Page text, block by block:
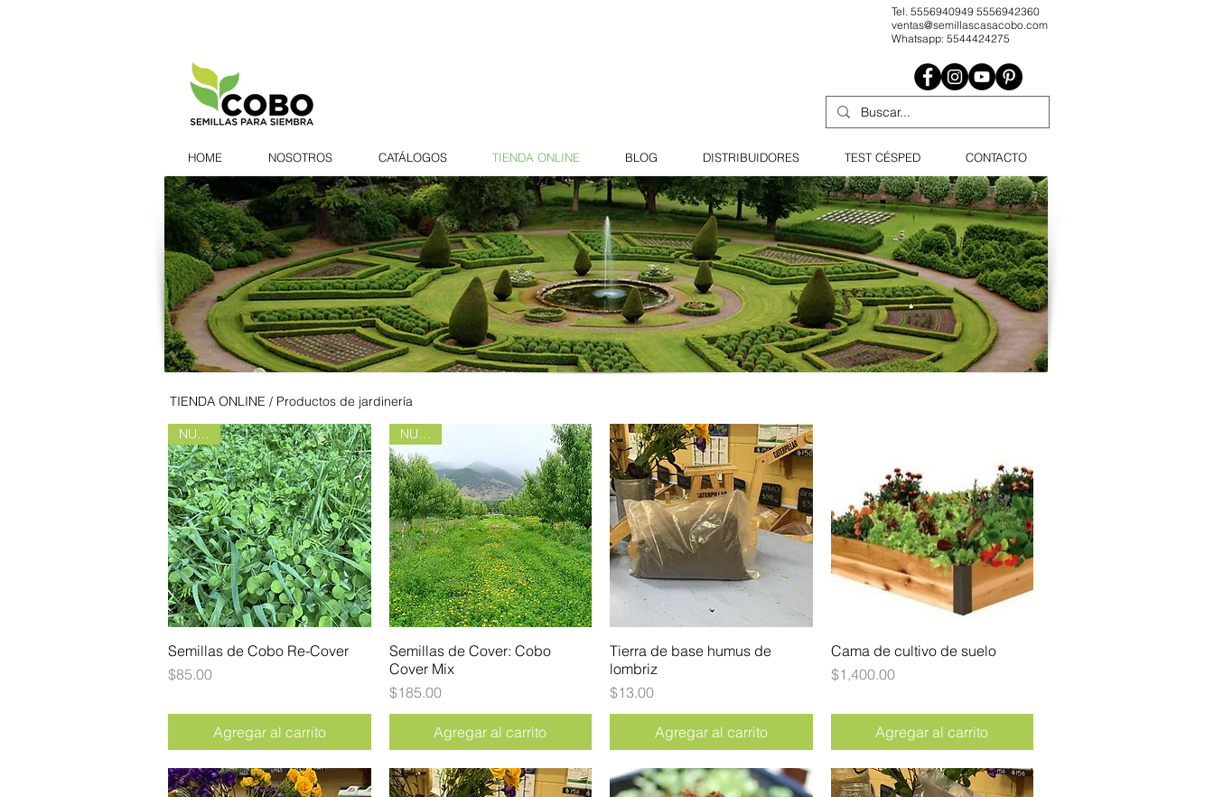
Tel. 5556940949 5556942360
ventas@semillascasacobo.com
Whatsapp: 5544424275
HOME NOSOTROS CATÁLOGOS TIENDA ONLINE BLOG DISTRIBUIDORES TEST CÉSPED CONTACTO
TIENDA ONLINE / Productos de jardinería
Vista rápida
NUEVO
Semillas de Cobo Re-Cover
Precio
$85.00
Agregar al carrito
Vista rápida
NUEVO
Semillas de Cover: Cobo
Cover Mix
Precio
$185.00
Agregar al carrito
Vista rápida
Tierra de base humus de
lombriz
Precio
$13.00
Agregar al carrito
Vista rápida
Cama de cultivo de suelo
Precio
$1,400.00
Agregar al carrito